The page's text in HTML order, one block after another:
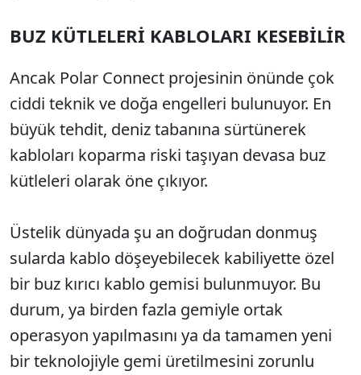
BUZ KÜTLELERİ KABLOLARI KESEBİLİR
Ancak Polar Connect projesinin önünde çok
ciddi teknik ve doğa engelleri bulunuyor. En
büyük tehdit, deniz tabanına sürtünerek
kabloları koparma riski taşıyan devasa buz
kütleleri olarak öne çıkıyor.
Üstelik dünyada şu an doğrudan donmuş
sularda kablo döşeyebilecek kabiliyette özel
bir buz kırıcı kablo gemisi bulunmuyor. Bu
durum, ya birden fazla gemiyle ortak
operasyon yapılmasını ya da tamamen yeni
bir teknolojiyle gemi üretilmesini zorunlu